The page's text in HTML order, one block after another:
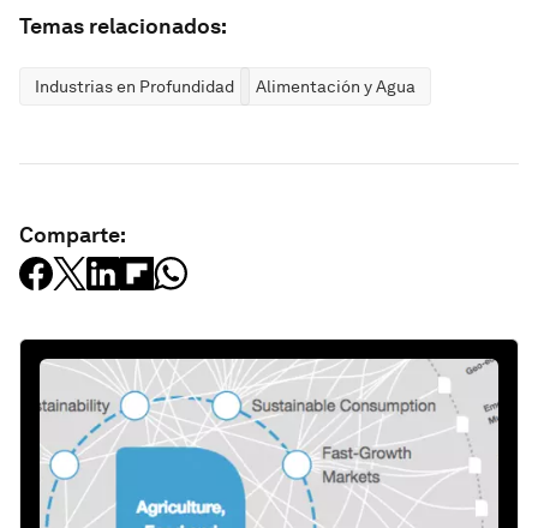
Temas relacionados:
Industrias en Profundidad Alimentación y Agua
Comparte: